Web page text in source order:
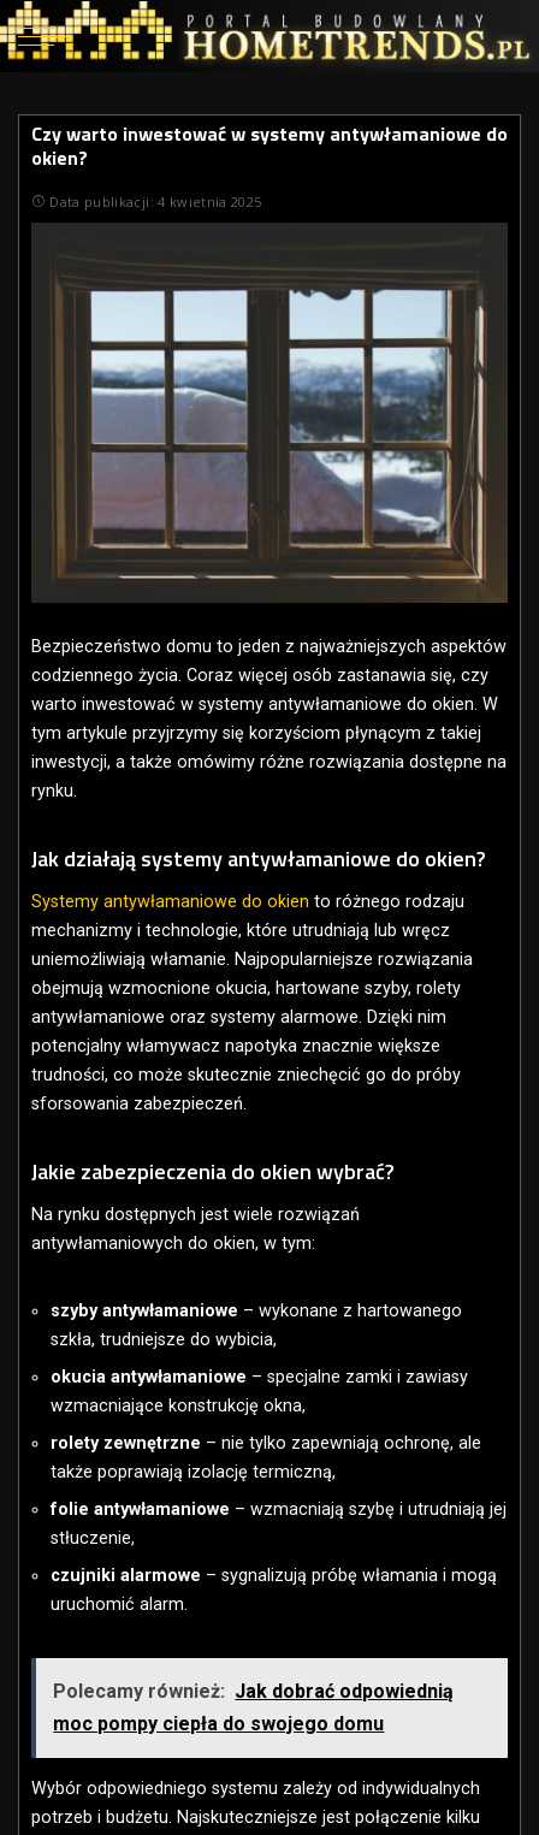
Czy warto inwestować w systemy antywłamaniowe do
okien?
Data publikacji: 4 kwietnia 2025
Bezpieczeństwo domu to jeden z najważniejszych aspektów
codziennego życia. Coraz więcej osób zastanawia się, czy
warto inwestować w systemy antywłamaniowe do okien. W
tym artykule przyjrzymy się korzyściom płynącym z takiej
inwestycji, a także omówimy różne rozwiązania dostępne na
rynku.
Jak działają systemy antywłamaniowe do okien?
Systemy antywłamaniowe do okien to różnego rodzaju
mechanizmy i technologie, które utrudniają lub wręcz
uniemożliwiają włamanie. Najpopularniejsze rozwiązania
obejmują wzmocnione okucia, hartowane szyby, rolety
antywłamaniowe oraz systemy alarmowe. Dzięki nim
potencjalny włamywacz napotyka znacznie większe
trudności, co może skutecznie zniechęcić go do próby
sforsowania zabezpieczeń.
Jakie zabezpieczenia do okien wybrać?
Na rynku dostępnych jest wiele rozwiązań
antywłamaniowych do okien, w tym:
szyby antywłamaniowe – wykonane z hartowanego
szkła, trudniejsze do wybicia,
okucia antywłamaniowe – specjalne zamki i zawiasy
wzmacniające konstrukcję okna,
rolety zewnętrzne – nie tylko zapewniają ochronę, ale
także poprawiają izolację termiczną,
folie antywłamaniowe – wzmacniają szybę i utrudniają jej
stłuczenie,
czujniki alarmowe – sygnalizują próbę włamania i mogą
uruchomić alarm.
Polecamy również: Jak dobrać odpowiednią
moc pompy ciepła do swojego domu
Wybór odpowiedniego systemu zależy od indywidualnych
potrzeb i budżetu. Najskuteczniejsze jest połączenie kilku